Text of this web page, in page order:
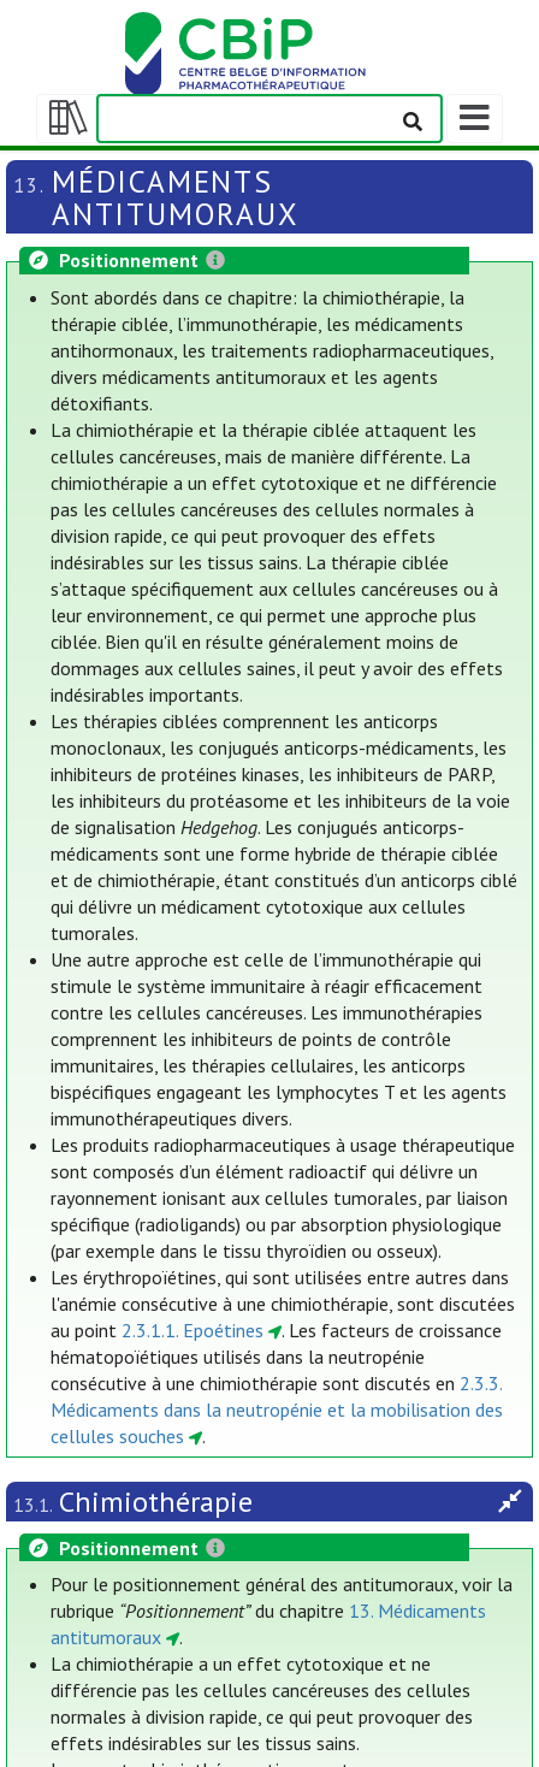
Afficher/masquer
la
table
des
matières
Afficher/
la
barre
13. MÉDICAMENTS
ANTITUMORAUX
Positionnement
Sont abordés dans ce chapitre: la chimiothérapie, la
thérapie ciblée, l’immunothérapie, les médicaments
antihormonaux, les traitements radiopharmaceutiques,
divers médicaments antitumoraux et les agents
détoxifiants.
La chimiothérapie et la thérapie ciblée attaquent les
cellules cancéreuses, mais de manière différente. La
chimiothérapie a un effet cytotoxique et ne différencie
pas les cellules cancéreuses des cellules normales à
division rapide, ce qui peut provoquer des effets
indésirables sur les tissus sains. La thérapie ciblée
s’attaque spécifiquement aux cellules cancéreuses ou à
leur environnement, ce qui permet une approche plus
ciblée. Bien qu'il en résulte généralement moins de
dommages aux cellules saines, il peut y avoir des effets
indésirables importants.
Les thérapies ciblées comprennent les anticorps
monoclonaux, les conjugués anticorps-médicaments, les
inhibiteurs de protéines kinases, les inhibiteurs de PARP,
les inhibiteurs du protéasome et les inhibiteurs de la voie
de signalisationHedgehog. Les conjugués anticorps-
médicaments sont une forme hybride de thérapie ciblée
et de chimiothérapie, étant constitués d’un anticorps ciblé
qui délivre un médicament cytotoxique aux cellules
tumorales.
Une autre approche est celle de l’immunothérapie qui
stimule le système immunitaire à réagir efficacement
contre les cellules cancéreuses. Les immunothérapies
comprennent les inhibiteurs de points de contrôle
immunitaires, les thérapies cellulaires, les anticorps
bispécifiques engageant les lymphocytes T et les agents
immunothérapeutiques divers.
Les produits radiopharmaceutiques à usage thérapeutique
sont composés d’un élément radioactif qui délivre un
rayonnement ionisant aux cellules tumorales, par liaison
spécifique (radioligands) ou par absorption physiologique
(par exemple dans le tissu thyroïdien ou osseux).
Les érythropoïétines, qui sont utilisées entre autres dans
l'anémie consécutive à une chimiothérapie, sont discutées
au point 2.3.1.1. Epoétines
. Les facteurs de croissance
hématopoïétiques utilisés dans la neutropénie
consécutive à une chimiothérapie sont discutés en 2.3.3.
Médicaments dans la neutropénie et la mobilisation des
cellules souches
.
13.1. Chimiothérapie
Positionnement
Pour le positionnement général des antitumoraux, voir la
rubrique “Positionnement”du chapitre 13. Médicaments
antitumoraux
.
La chimiothérapie a un effet cytotoxique et ne
différencie pas les cellules cancéreuses des cellules
normales à division rapide, ce qui peut provoquer des
effets indésirables sur les tissus sains.